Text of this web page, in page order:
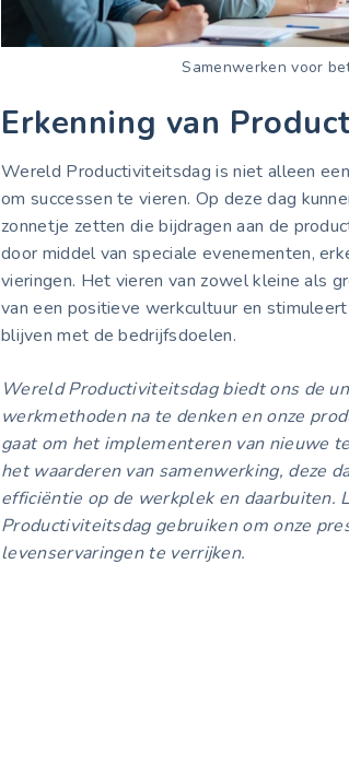
Samenwerken voor
Erkenning van
Wereld Productiviteitsdag is niet alleen
om successen te vieren. Op deze dag
zonnetje zetten die bijdragen aan de
door middel van speciale evenementen,
vieringen. Het vieren van zowel kleine als
van een positieve werkcultuur en
blijven met de bedrijfsdoelen.
Wereld Productiviteitsdag biedt ons de
werkmethoden na te denken en onze
gaat om het implementeren van nieuwe
het waarderen van samenwerking, deze
efficiëntie op de werkplek en daarbuiten.
Productiviteitsdag gebruiken om onze
levenservaringen te verrijken.